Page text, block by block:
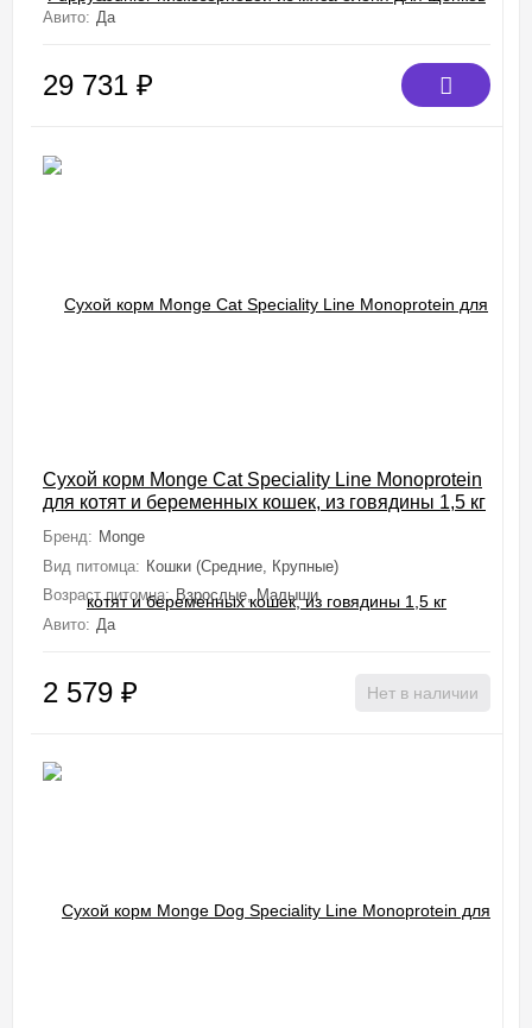
Авито: Да
29 731 ₽
Сухой корм Monge Cat Speciality Line Monoprotein
для котят и беременных кошек, из говядины 1,5 кг
Бренд: Monge
Вид питомца: Кошки (Средние, Крупные)
Возраст питомца: Взрослые, Малыши
Авито: Да
2 579 ₽ Нет в наличии